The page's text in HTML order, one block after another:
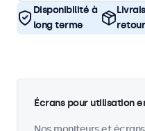
Disponibilité à
long terme
Écrans pour utilisation